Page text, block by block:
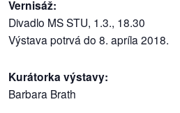
autorské
zázemie
nás
Vernisáž:
Divadlo MS STU, 1.3., 18.30
Výstava potrvá do 8. apríla 2018.
Kurátorka výstavy:
Barbara Brath